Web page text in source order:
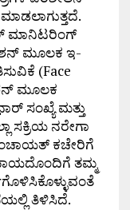
ಮಾನಿಟರಿಂಗ್
ಮೂಲಕ ಇ-
(Face
ಮೂಲಕ
ಸಂಖ್ಯೆ ಮತ್ತು
ಸಕ್ರಿಯ ನರೇಗಾ
ಕಚೇರಿಗೆ
ತಮ್ಮ
ತಿಳಿಸಿದೆ.